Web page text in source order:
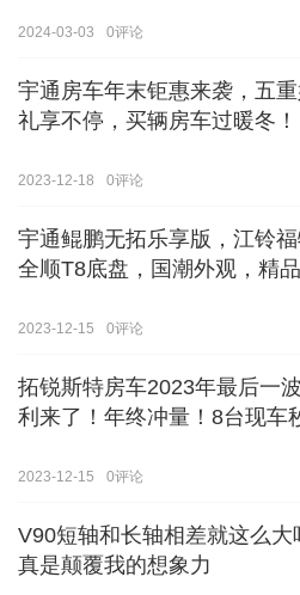
2024-03-03 0评论
宇通房车年末钜惠来袭，五
礼享不停，买辆房车过暖冬！
2023-12-18 0评论
宇通鲲鹏无拓乐享版，江铃
全顺T8底盘，国潮外观，精
2023-12-15 0评论
拓锐斯特房车2023年最后一
利来了！年终冲量！8台现车
2023-12-15 0评论
V90短轴和长轴相差就这么大
真是颠覆我的想象力